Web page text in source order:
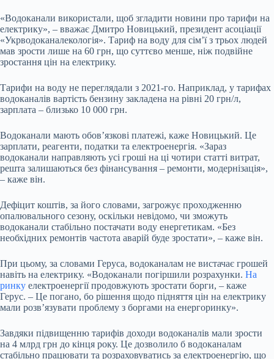
«Водоканали використали, щоб згладити новини про тарифи на
електрику», – вважає Дмитро Новицький, президент асоціації
«Укрводоканалекологія». Тариф на воду для сімʼї з трьох людей
мав зрости лише на 60 грн, що суттєво менше, ніж подвійне
зростання цін на електрику.
Тарифи на воду не переглядали з 2021-го. Наприклад, у тарифах
водоканалів вартість бензину закладена на рівні 20 грн/л,
зарплата – близько 10 000 грн.
Водоканали мають обовʼязкові платежі, каже Новицький. Це
зарплати, реагенти, податки та електроенергія. «Зараз
водоканали направляють усі гроші на ці чотири статті витрат,
решта залишаються без фінансування – ремонти, модернізація»,
– каже він.
Дефіцит коштів, за його словами, загрожує проходженню
опалювального сезону, оскільки невідомо, чи зможуть
водоканали стабільно постачати воду енергетикам. «Без
необхідних ремонтів частота аварій буде зростати», – каже він.
При цьому, за словами Геруса, водоканалам не вистачає грошей
навіть на електрику. «Водоканали погіршили розрахунки. На
ринку електроенергії продовжують зростати борги, – каже
Герус. – Це погано, бо рішення щодо підняття цін на електрику
мали розвʼязувати проблему з боргами на енергоринку».
Завдяки підвищенню тарифів доходи водоканалів мали зрости
на 4 млрд грн до кінця року. Це дозволило б водоканалам
стабільно працювати та розраховуватись за електроенергію, що